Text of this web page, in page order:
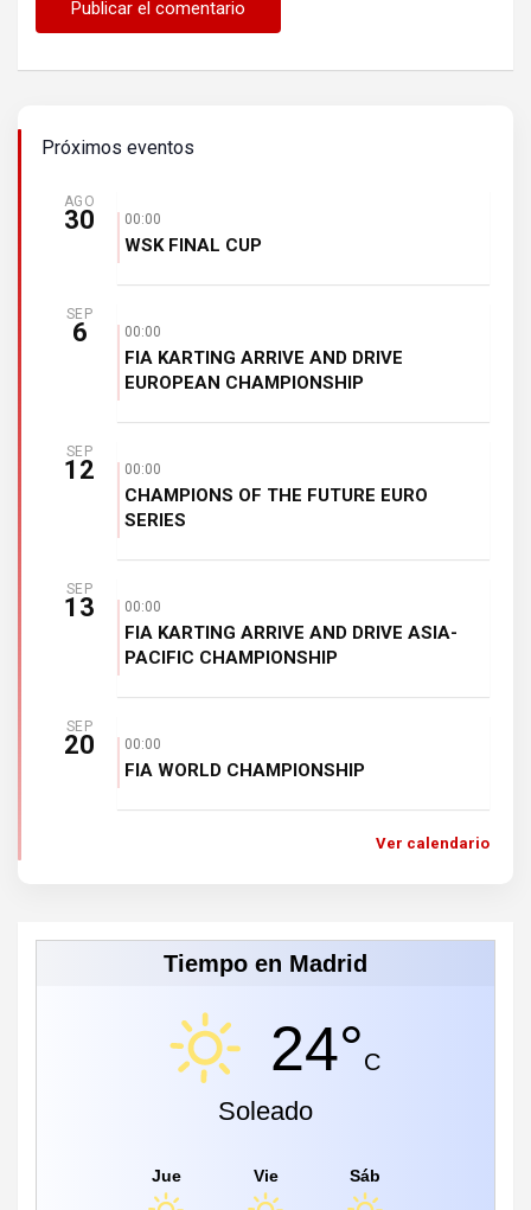
Próximos eventos
AGO
30 00:00
WSK FINAL CUP
SEP
6 00:00
FIA KARTING ARRIVE AND DRIVE
EUROPEAN CHAMPIONSHIP
SEP
12 00:00
CHAMPIONS OF THE FUTURE EURO
SERIES
SEP
13 00:00
FIA KARTING ARRIVE AND DRIVE ASIA-
PACIFIC CHAMPIONSHIP
SEP
20 00:00
FIA WORLD CHAMPIONSHIP
Ver calendario
Tiempo en Madrid
24°C
Soleado
Jue Vie Sáb